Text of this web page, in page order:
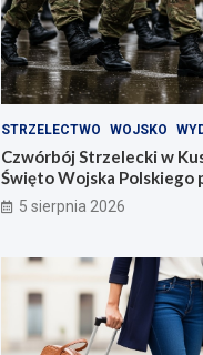
STRZELECTWO WOJSKO
Czwórbój Strzelecki w
Święto Wojska Polskiego
5 sierpnia 2026